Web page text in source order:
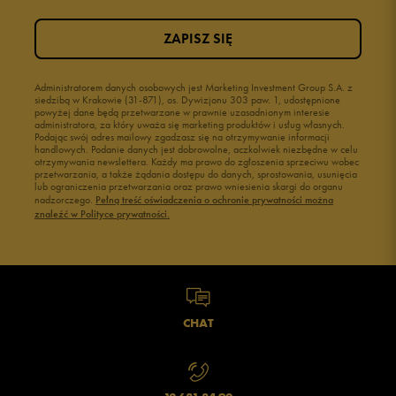
Administratorem danych osobowych jest Marketing Investment Group S.A. z
siedzibą w Krakowie (31-871), os. Dywizjonu 303 paw. 1, udostępnione
powyżej dane będą przetwarzane w prawnie uzasadnionym interesie
administratora, za który uważa się marketing produktów i usług własnych.
Podając swój adres mailowy zgadzasz się na otrzymywanie informacji
handlowych. Podanie danych jest dobrowolne, aczkolwiek niezbędne w celu
otrzymywania newslettera. Każdy ma prawo do zgłoszenia sprzeciwu wobec
przetwarzania, a także żądania dostępu do danych, sprostowania, usunięcia
lub ograniczenia przetwarzania oraz prawo wniesienia skargi do organu
nadzorczego. Pełną treść oświadczenia o ochronie prywatności można
znaleźć w Polityce prywatności.
ZAPISZ SIĘ
CHAT